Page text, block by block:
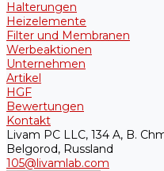
Halterungen
Heizelemente
Filter und Membranen
Werbeaktionen
Unternehmen
Artikel
HGF
Bewertungen
Kontakt
Livam PC LLC, 134 A, B.
Belgorod, Russland
105@livamlab.com